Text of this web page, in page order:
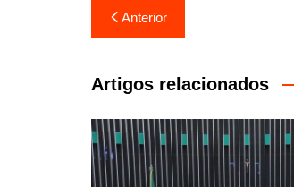
Navegação
de
Post
Anterior
Artigos relacionados